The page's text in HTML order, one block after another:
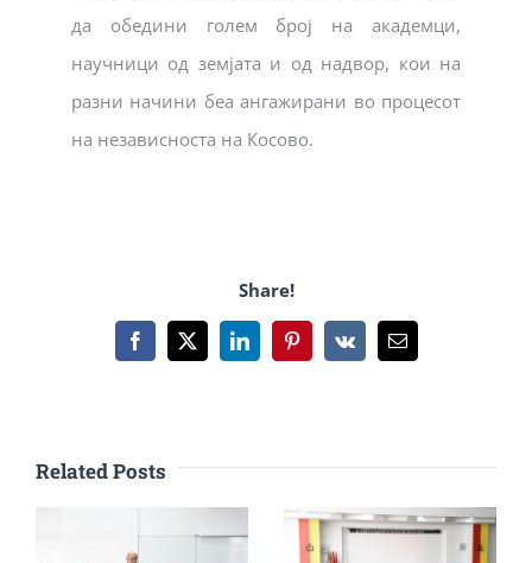
да обедини голем број на академци,
научници од земјата и од надвор, кои на
разни начини беа ангажирани во процесот
на независноста на Косово.
Share!
Facebook
X LinkedInPinterest
Vk Email
Related Posts